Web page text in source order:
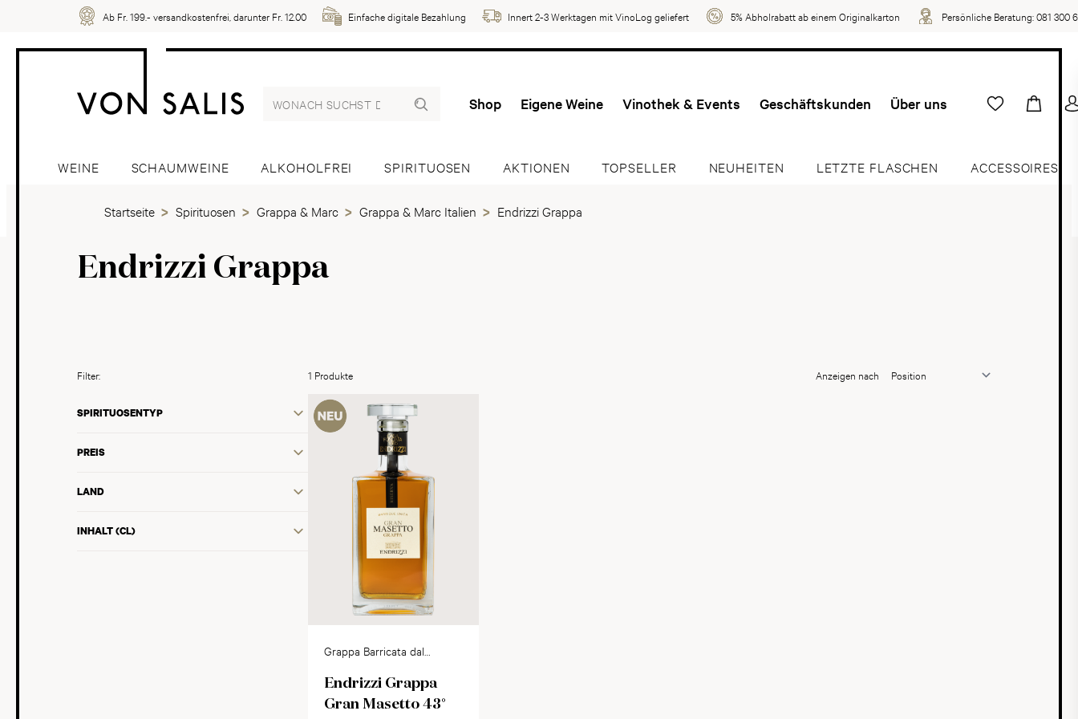
Ab Fr. 199.- versandkostenfrei, darunter Fr. 12.00 Einfache digitale Bezahlung Innert 2-3 Werktagen mit VinoLog geliefert 5% Abholrabatt ab einem Originalkarton Persönliche Beratung:081 300
Shop Eigene Weine Vinothek & Events Geschäftskunden Über uns
WEINE SCHAUMWEINE ALKOHOLFREI SPIRITUOSEN AKTIONEN TOPSELLER NEUHEITEN LETZTE FLASCHEN ACCESSOIRES
Startseite Spirituosen Grappa & Marc Grappa & Marc Italien Endrizzi Grappa
Endrizzi Grappa
Filter:
SPIRITUOSENTYP
PREIS
LAND
INHALT (CL)
1 Produkte Anzeigen nach
Grappa Barricata dal
Endrizzi Grappa
Gran Masetto 43°